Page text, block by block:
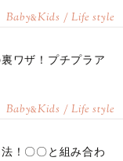
Baby&Kids / Life style
ワザ！プチプラア
Baby&Kids / Life style
！〇〇と組み合わ